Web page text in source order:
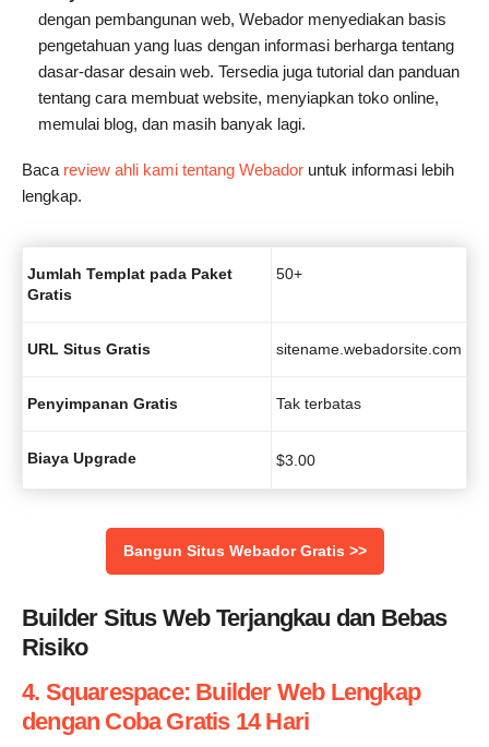
dengan pembangunan web, Webador menyediakan basis
pengetahuan yang luas dengan informasi berharga tentang
dasar-dasar desain web. Tersedia juga tutorial dan panduan
tentang cara membuat website, menyiapkan toko online,
memulai blog, dan masih banyak lagi.
Baca review ahli kami tentang Webador untuk informasi lebih
lengkap.
Jumlah Templat pada Paket
Gratis
50+
URL Situs Gratis sitename.webadorsite.com
Penyimpanan Gratis Tak terbatas
Biaya Upgrade $3.00
Bangun Situs Webador Gratis >>
Builder Situs Web Terjangkau dan Bebas
Risiko
4. Squarespace: Builder Web Lengkap
dengan Coba Gratis 14 Hari